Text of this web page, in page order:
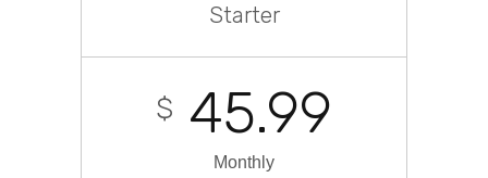
Starter
$ 45.99
Monthly